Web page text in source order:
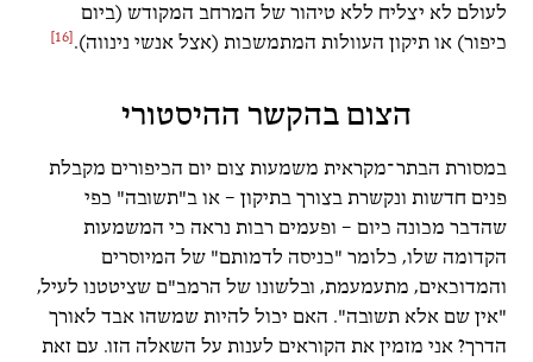
לעולם לא יצליח ללא טיהור של המרחב המקודש (ביום
כיפור) או תיקון העוולות המתמשכות (אצל אנשי נינווה).[16]
הצום בהקשר ההיסטורי
במסורת הבתר־מקראית משמעות צום יום הכיפורים מקבלת
פנים חדשות ונקשרת בצורך בתיקון – או ב"תשובה" כפי
שהדבר מכונה כיום – ופעמים רבות נראה כי המשמעות
הקדומה שלו, כלומר "כניסה לדמותם" של המיוסרים
והמדוכאים, מתעמעמת, ובלשונו של הרמב"ם שציטטנו לעיל,
"אין שם אלא תשובה". האם יכול להיות שמשהו אבד לאורך
הדרך? אני מזמין את הקוראים לענות על השאלה הזו. עם זאת